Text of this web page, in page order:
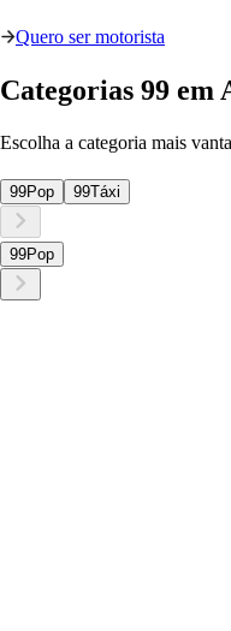
Quero ser motorista
Categorias 99 em
Escolha a categoria mais
99Pop 99Táxi
99Pop